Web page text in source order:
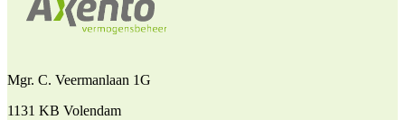
Mgr. C. Veermanlaan 1G
1131 KB Volendam